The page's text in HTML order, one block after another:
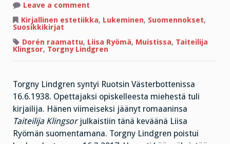
Leave a comment
halusin
huutaa,
kirjoita
ollenkaan
siitä
Kirjallinen estetiikka, Lukeminen, Suomennokset,
Suosikkikirjat
Dorén raamattu, Liisa Ryömä, Muistissa, Taiteilija
Klingsor, Torgny Lindgren
Torgny Lindgren syntyi Ruotsin Västerbottenissa
16.6.1938. Opettajaksi opiskelleesta miehestä tuli
kirjailija. Hänen viimeiseksi jäänyt romaaninsa
Taiteilija Klingsorjulkaistiin tänä keväänä Liisa
Ryömän suomentamana. Torgny Lindgren poistui